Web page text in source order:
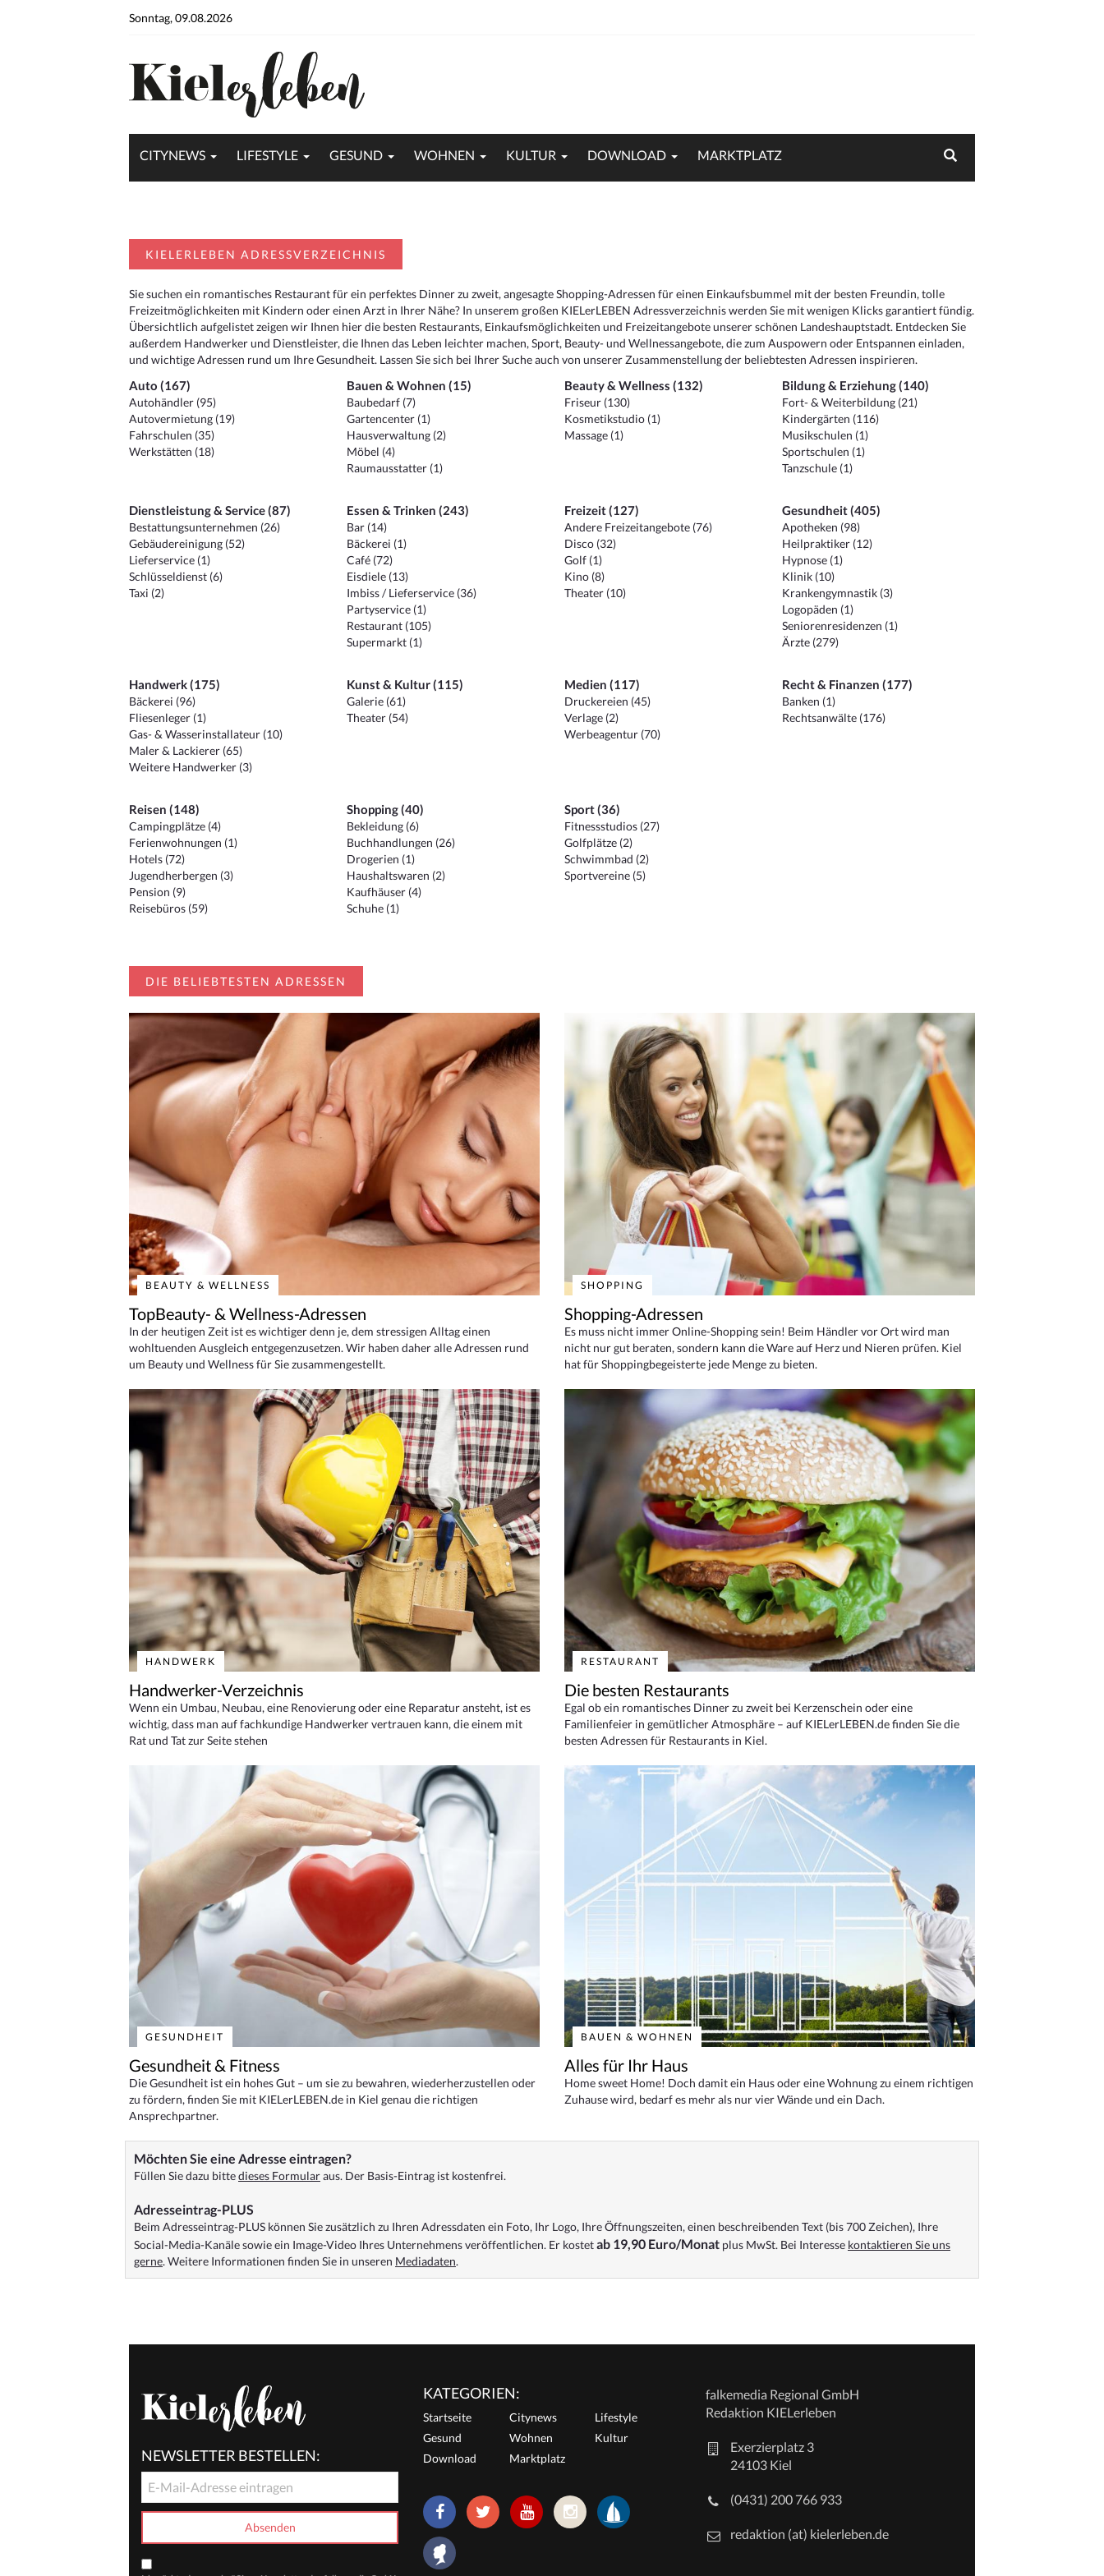
Sonntag, 09.08.2026
CITYNEWS LIFESTYLE GESUND WOHNEN KULTUR DOWNLOAD MARKTPLATZ
KIELERLEBEN ADRESSVERZEICHNIS
Sie suchen ein romantisches Restaurant für ein perfektes Dinner zu zweit, angesagte Shopping-Adressen für einen Einkaufsbummel mit der besten Freundin, tolle
Freizeitmöglichkeiten mit Kindern oder einen Arzt in Ihrer Nähe? In unserem großen KIELerLEBEN Adressverzeichnis werden Sie mit wenigen Klicks garantiert fündig.
Übersichtlich aufgelistet zeigen wir Ihnen hier die besten Restaurants, Einkaufsmöglichkeiten und Freizeitangebote unserer schönen Landeshauptstadt. Entdecken Sie
außerdem Handwerker und Dienstleister, die Ihnen das Leben leichter machen, Sport, Beauty- und Wellnessangebote, die zum Auspowern oder Entspannen einladen,
und wichtige Adressen rund um Ihre Gesundheit. Lassen Sie sich bei Ihrer Suche auch von unserer Zusammenstellung der beliebtesten Adressen inspirieren.
Auto (167)
Autohändler (95)
Autovermietung (19)
Fahrschulen (35)
Werkstätten (18)
Bauen & Wohnen (15)
Baubedarf (7)
Gartencenter (1)
Hausverwaltung (2)
Möbel (4)
Raumausstatter (1)
Beauty & Wellness (132)
Friseur (130)
Kosmetikstudio (1)
Massage (1)
Bildung & Erziehung (140)
Fort- & Weiterbildung (21)
Kindergärten (116)
Musikschulen (1)
Sportschulen (1)
Tanzschule (1)
Dienstleistung & Service (87)
Bestattungsunternehmen (26)
Gebäudereinigung (52)
Lieferservice (1)
Schlüsseldienst (6)
Taxi (2)
Essen & Trinken (243)
Bar (14)
Bäckerei (1)
Café (72)
Eisdiele (13)
Imbiss / Lieferservice (36)
Partyservice (1)
Restaurant (105)
Supermarkt (1)
Freizeit (127)
Andere Freizeitangebote (76)
Disco (32)
Golf (1)
Kino (8)
Theater (10)
Gesundheit (405)
Apotheken (98)
Heilpraktiker (12)
Hypnose (1)
Klinik (10)
Krankengymnastik (3)
Logopäden (1)
Seniorenresidenzen (1)
Ärzte (279)
Handwerk (175)
Bäckerei (96)
Fliesenleger (1)
Gas- & Wasserinstallateur (10)
Maler & Lackierer (65)
Weitere Handwerker (3)
Kunst & Kultur (115)
Galerie (61)
Theater (54)
Medien (117)
Druckereien (45)
Verlage (2)
Werbeagentur (70)
Recht & Finanzen (177)
Banken (1)
Rechtsanwälte (176)
Reisen (148)
Campingplätze (4)
Ferienwohnungen (1)
Hotels (72)
Jugendherbergen (3)
Pension (9)
Reisebüros (59)
Shopping (40)
Bekleidung (6)
Buchhandlungen (26)
Drogerien (1)
Haushaltswaren (2)
Kaufhäuser (4)
Schuhe (1)
Sport (36)
Fitnessstudios (27)
Golfplätze (2)
Schwimmbad (2)
Sportvereine (5)
DIE BELIEBTESTEN ADRESSEN
BEAUTY & WELLNESS
TopBeauty- & Wellness-Adressen
In der heutigen Zeit ist es wichtiger denn je, dem stressigen Alltag einen
wohltuenden Ausgleich entgegenzusetzen. Wir haben daher alle Adressen rund
um Beauty und Wellness für Sie zusammengestellt.
SHOPPING
Shopping-Adressen
Es muss nicht immer Online-Shopping sein! Beim Händler vor Ort wird man
nicht nur gut beraten, sondern kann die Ware auf Herz und Nieren prüfen. Kiel
hat für Shoppingbegeisterte jede Menge zu bieten.
HANDWERK
Handwerker-Verzeichnis
Wenn ein Umbau, Neubau, eine Renovierung oder eine Reparatur ansteht, ist es
wichtig, dass man auf fachkundige Handwerker vertrauen kann, die einem mit
Rat und Tat zur Seite stehen
RESTAURANT
Die besten Restaurants
Egal ob ein romantisches Dinner zu zweit bei Kerzenschein oder eine
Familienfeier in gemütlicher Atmosphäre – auf KIELerLEBEN.de finden Sie die
besten Adressen für Restaurants in Kiel.
GESUNDHEIT
Gesundheit & Fitness
Die Gesundheit ist ein hohes Gut – um sie zu bewahren, wiederherzustellen oder
zu fördern, finden Sie mit KIELerLEBEN.de in Kiel genau die richtigen
Ansprechpartner.
BAUEN & WOHNEN
Alles für Ihr Haus
Home sweet Home! Doch damit ein Haus oder eine Wohnung zu einem richtigen
Zuhause wird, bedarf es mehr als nur vier Wände und ein Dach.
Möchten Sie eine Adresse eintragen?
Füllen Sie dazu bittedieses Formularaus. Der Basis-Eintrag ist kostenfrei.
Adresseintrag-PLUS
Beim Adresseintrag-PLUS können Sie zusätzlich zu Ihren Adressdaten ein Foto, Ihr Logo, Ihre Öffnungszeiten, einen beschreibenden Text (bis 700 Zeichen), Ihre
Social-Media-Kanäle sowie ein Image-Video Ihres Unternehmens veröffentlichen. Er kostetab 19,90 Euro/Monat plus MwSt. Bei Interesse kontaktieren Sie uns
gerne. Weitere Informationen finden Sie in unseren Mediadaten.
NEWSLETTER BESTELLEN:
KATEGORIEN:
Startseite Citynews
Lifestyle
Gesund
Wohnen
Kultur
Download
Marktplatz
falkemedia Regional GmbH
Redaktion KIELerleben
Exerzierplatz 3
24103 Kiel
(0431) 200 766 933
redaktion (at) kielerleben.de